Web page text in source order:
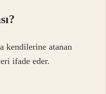
kendilerine atanan
ifade eder.